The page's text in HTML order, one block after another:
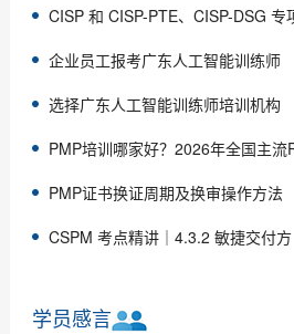
CISP 和 CISP-PTE、CISP-DSG 专
企业员工报考广东人工智能训练师
选择广东人工智能训练师培训机构
PMP培训哪家好？2026年全国主流
PMP证书换证周期及换审操作方法
CSPM 考点精讲｜4.3.2 敏捷交付方
学员感言